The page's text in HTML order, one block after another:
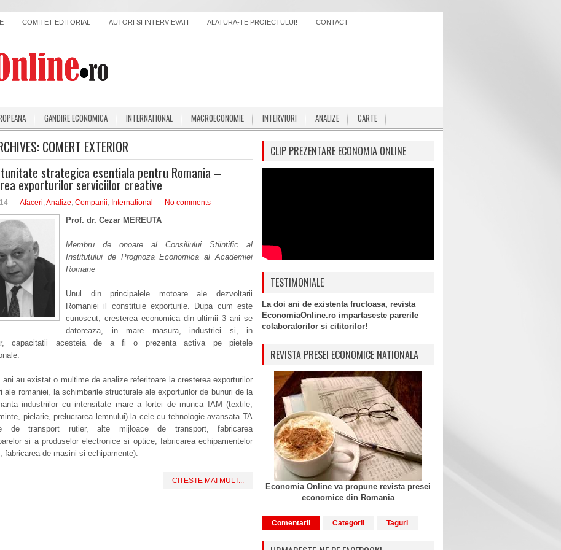
COMITET EDITORIAL AUTORI SI INTERVIEVATI ALATURA-TE PROIECTULUI! CONTACT
GANDIRE ECONOMICA INTERNATIONAL MACROECONOMIE INTERVIURI ANALIZE CARTE
COMERT EXTERIOR
strategica esentiala pentru Romania –
exporturilor serviciilor creative
Afaceri,Analize, Companii, International No comments
Prof. dr. Cezar MEREUTA
Membru de onoare al Consiliului Stiintific al
Institutului de Prognoza Economica al Academiei
Romane
Unul din principalele motoare ale dezvoltarii
Romaniei il constituie exporturile. Dupa cum este
cunoscut, cresterea economica din ultimii 3 ani se
datoreaza, in mare masura, industriei si, in
capacitatii acesteia de a fi o prezenta activa pe pietele
ani au existat o multime de analize referitoare la cresterea exporturilor
ale romaniei, la schimbarile structurale ale exporturilor de bunuri de la
industriilor cu intensitate mare a fortei de munca IAM (textile,
pielarie, prelucrarea lemnului) la cele cu tehnologie avansata TA
de transport rutier, alte mijloace de transport, fabricarea
si a produselor electronice si optice, fabricarea echipamentelor
fabricarea de masini si echipamente).
CITESTE MAI MULT...
CLIP PREZENTARE ECONOMIA ONLINE
TESTIMONIALE
La doi ani de existenta fructoasa, revista
EconomiaOnline.ro impartaseste parerile
colaboratorilor si cititorilor!
REVISTA PRESEI ECONOMICE NATIONALA
Economia Online va propune revista presei
economice din Romania
Comentarii Categorii Taguri